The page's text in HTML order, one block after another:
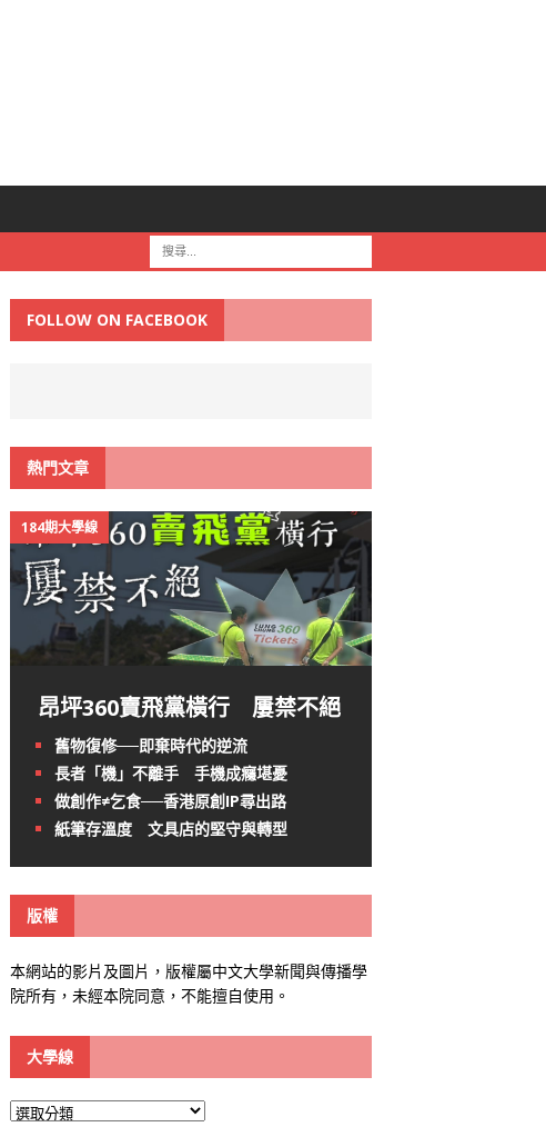
FOLLOW ON FACEBOOK
熱門文章
184期大學線
昂坪360賣飛黨橫行 屢禁不絕
舊物復修──即棄時代的逆流
長者「機」不離手 手機成癮堪憂
做創作≠乞食──香港原創IP尋出路
紙筆存溫度 文具店的堅守與轉型
版權
本網站的影片及圖片，版權屬中文大學新聞與傳播學
院所有，未經本院同意，不能擅自使用。
大學線
大